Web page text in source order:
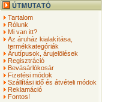
Tartalom
Rólunk
Mi van itt?
Az áruház kialakítása,
termékkategóriák
Árutípusok, árujelölések
Regisztráció
Bevásárlókosár
Fizetési módok
Szállítási idő és átvételi módok
Reklamáció
Fontos!